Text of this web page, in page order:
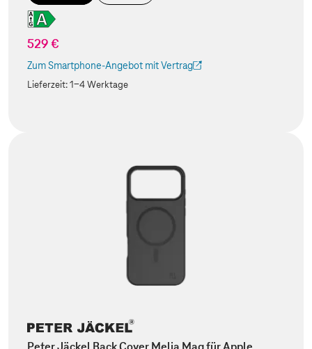
529 €
Zum Smartphone-Angebot mit Vertrag
(Der Link wird in einem neuen Tab geöffnet)
Lieferzeit:1-4 Werktage